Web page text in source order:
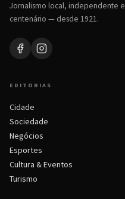
Jornalismo local, independente e
centenário — desde 1921.
EDITORIAS
Cidade
Sociedade
Negócios
Esportes
Cultura & Eventos
Turismo